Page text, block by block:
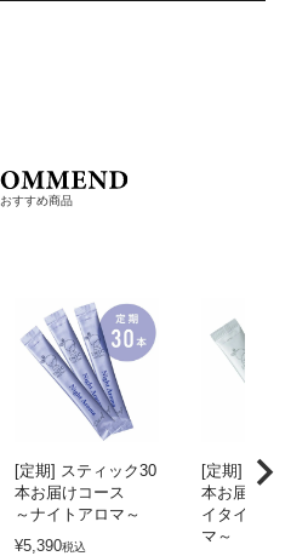
おすすめ商品
[定期] スティック30
本お届けコース
～ナイトアロマ～
¥5,390税込
[定期] スティ
本お届けコー
イタイムアイ
マ～